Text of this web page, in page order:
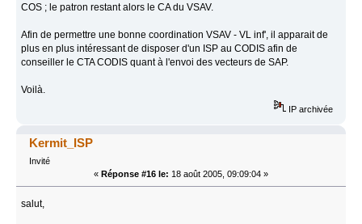
COS ; le patron restant alors le CA du VSAV.
Afin de permettre une bonne coordination VSAV - VL inf', il apparait de
plus en plus intéressant de disposer d'un ISP au CODIS afin de
conseiller le CTA CODIS quant à l'envoi des vecteurs de SAP.
Voilà.
IP archivée
Kermit_ISP
Invité
« Réponse #16 le: 18 août 2005, 09:09:04 »
salut,